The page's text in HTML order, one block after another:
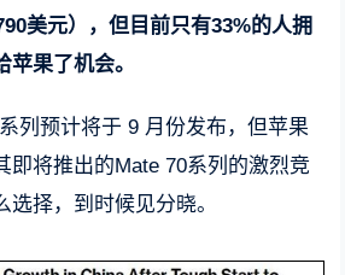
美元），但目前只有33%的人拥
果了机会。
列预计将于 9 月份发布，但苹果
即将推出的Mate 70系列的激烈竞
择，到时候见分晓。